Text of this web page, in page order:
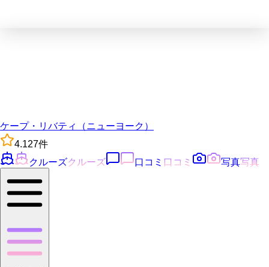
ケープ・リバティ（ニューヨーク）
4.127件
クルーズクルーズ 口コミ 口コミ 写真写真